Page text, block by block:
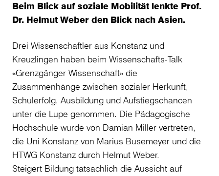
Beim Blick auf soziale Mobilität lenkte Prof.
Dr. Helmut Weber den Blick nach Asien.
Drei Wissenschaftler aus Konstanz und
Kreuzlingen haben beim Wissenschafts-Talk
«Grenzgänger Wissenschaft» die
Zusammenhänge zwischen sozialer Herkunft,
Schulerfolg, Ausbildung und Aufstiegschancen
unter die Lupe genommen. Die Pädagogische
Hochschule wurde von Damian Miller vertreten,
die Uni Konstanz von Marius Busemeyer und die
HTWG Konstanz durch Helmut Weber.
Steigert Bildung tatsächlich die Aussicht auf